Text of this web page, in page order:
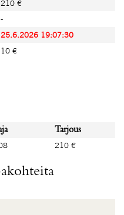
210 €
-
25.6.2026 19:07:30
10 €
Tarjous
210 €